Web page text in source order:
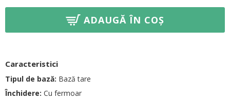
ADAUGĂ ÎN COȘ
Caracteristici
Tipul de bază: Bază tare
Închidere: Cu fermoar